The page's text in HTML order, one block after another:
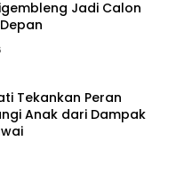
Jadi Calon
Tekankan Peran
Anak dari Dampak